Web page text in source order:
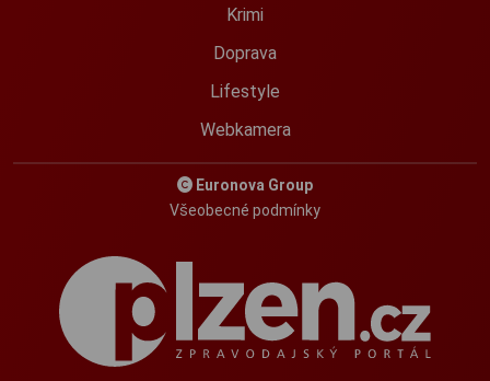
Krimi
Doprava
Lifestyle
Webkamera
Euronova Group
Všeobecné podmínky